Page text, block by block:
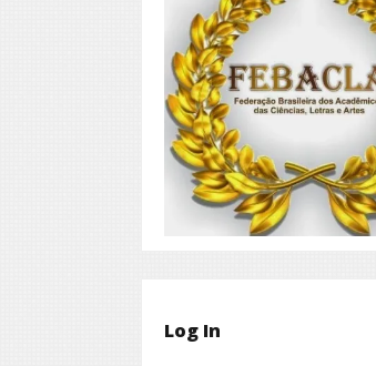
Log In